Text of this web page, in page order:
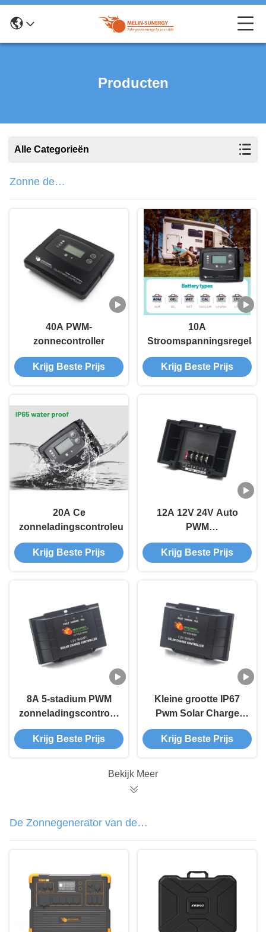
Producten
Alle Categorieën
Zonne de
Lastencontrolemechanisme van
40A PWM-
zonnecontroller
Krijg Beste Prijs
10A
Stroomspanningsregelaar
Krijg Beste Prijs
20A Ce
zonneladingscontroleur
Krijg Beste Prijs
12A 12V 24V Auto
PWM
zonneladingscontroleur
met 5 fasen opladen
Krijg Beste Prijs
8A 5-stadium PWM
zonneladingscontroleur
met slim opladen en
meerdere
Krijg Beste Prijs
Kleine grootte IP67
Pwm Solar Charge
Controller
handleiding 24V 12V
Krijg Beste Prijs
Bekijk Meer
De Zonnegenerator van de
lithiumbatterij